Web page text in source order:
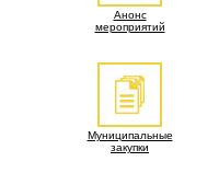
Анонс
мероприятий
Муниципальные
закупки